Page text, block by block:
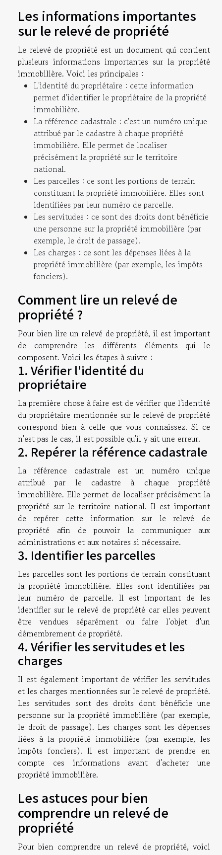
Les informations importantes
sur le relevé de propriété
Le relevé de propriété est un document qui contient
plusieurs informations importantes sur la propriété
immobilière. Voici les principales :
L'identité du propriétaire : cette information
permet d'identifier le propriétaire de la propriété
immobilière.
La référence cadastrale : c'est un numéro unique
attribué par le cadastre à chaque propriété
immobilière. Elle permet de localiser
précisément la propriété sur le territoire
national.
Les parcelles : ce sont les portions de terrain
constituant la propriété immobilière. Elles sont
identifiées par leur numéro de parcelle.
Les servitudes : ce sont des droits dont bénéficie
une personne sur la propriété immobilière (par
exemple, le droit de passage).
Les charges : ce sont les dépenses liées à la
propriété immobilière (par exemple, les impôts
fonciers).
Comment lire un relevé de
propriété ?
Pour bien lire un relevé de propriété, il est important
de comprendre les différents éléments qui le
composent. Voici les étapes à suivre :
1. Vérifier l'identité du
propriétaire
La première chose à faire est de vérifier que l'identité
du propriétaire mentionnée sur le relevé de propriété
correspond bien à celle que vous connaissez. Si ce
n'est pas le cas, il est possible qu'il y ait une erreur.
2. Repérer la référence cadastrale
La référence cadastrale est un numéro unique
attribué par le cadastre à chaque propriété
immobilière. Elle permet de localiser précisément la
propriété sur le territoire national. Il est important
de repérer cette information sur le relevé de
propriété afin de pouvoir la communiquer aux
administrations et aux notaires si nécessaire.
3. Identifier les parcelles
Les parcelles sont les portions de terrain constituant
la propriété immobilière. Elles sont identifiées par
leur numéro de parcelle. Il est important de les
identifier sur le relevé de propriété car elles peuvent
être vendues séparément ou faire l'objet d'un
démembrement de propriété.
4. Vérifier les servitudes et les
charges
Il est également important de vérifier les servitudes
et les charges mentionnées sur le relevé de propriété.
Les servitudes sont des droits dont bénéficie une
personne sur la propriété immobilière (par exemple,
le droit de passage). Les charges sont les dépenses
liées à la propriété immobilière (par exemple, les
impôts fonciers). Il est important de prendre en
compte ces informations avant d'acheter une
propriété immobilière.
Les astuces pour bien
comprendre un relevé de
propriété
Pour bien comprendre un relevé de propriété, voici